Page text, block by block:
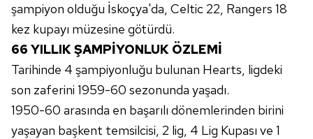
şampiyon olduğu İskoçya'da, Celtic 22, Rangers 18
kez kupayı müzesine götürdü.
66 YILLIK ŞAMPİYONLUK ÖZLEMİ
Tarihinde 4 şampiyonluğu bulunan Hearts, ligdeki
son zaferini 1959-60 sezonunda yaşadı.
1950-60 arasında en başarılı dönemlerinden birini
yaşayan başkent temsilcisi, 2 lig, 4 Lig Kupası ve 1